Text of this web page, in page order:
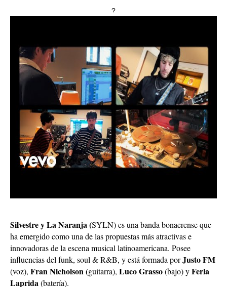
?
Silvestre y La Naranja (SYLN) es una banda bonaerense que
ha emergido como una de las propuestas más atractivas e
innovadoras de la escena musical latinoamericana. Posee
influencias del funk, soul & R&B, y está formada porJusto FM
(voz), Fran Nicholson (guitarra), Luco Grasso(bajo) yFerla
Laprida(batería).